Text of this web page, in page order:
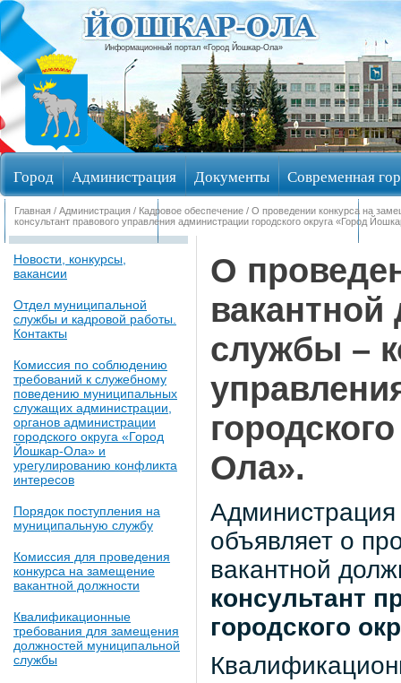
Информационный портал «Город Йошкар-Ола»
Город Администрация Документы Современная
Обращения граждан Общественные обсуждения
Главная / Администрация / Кадровое обеспечение / О проведении конкурса на
консультант правового управления администрации городского округа «Город
Новости, конкурсы,
вакансии
Отдел муниципальной
службы и кадровой работы.
Контакты
Комиссия по соблюдению
требований к служебному
поведению муниципальных
служащих администрации,
органов администрации
городского округа «Город
Йошкар-Ола» и
урегулированию конфликта
интересов
Порядок поступления на
муниципальную службу
Комиссия для проведения
конкурса на замещение
вакантной должности
Квалификационные
требования для замещения
должностей муниципальной
службы
О
службы –
Ола».
Администрация
объявляет о
вакантной
консультант
городского